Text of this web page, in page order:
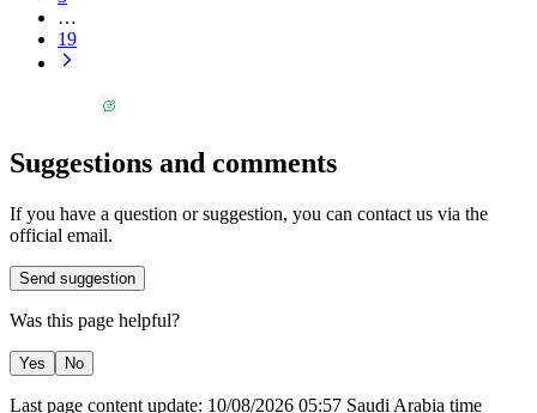
…
19
Suggestions and comments
If you have a question or suggestion, you can contact us via the
official email.
Send suggestion
Was this page helpful?
Yes No
Last page content update: 10/08/2026 05:57 Saudi Arabia time